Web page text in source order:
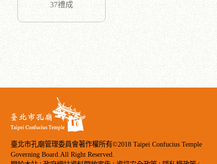
37禮成
臺北市孔廟管理委員會著作權所有©2018 Taipei Confucius Temple
Governing Board.All Right Reserved.